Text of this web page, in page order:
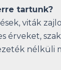
tartunk?
viták
érveket,
nélküli